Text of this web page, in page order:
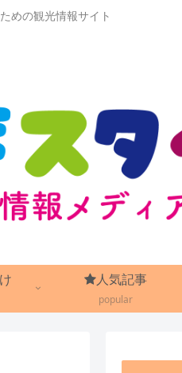
めの観光情報サイト
人気記事
popular